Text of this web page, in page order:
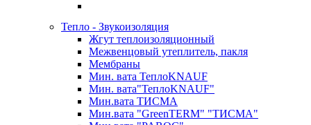
Тепло - Звукоизоляция
Жгут теплоизоляционный
Межвенцовый утеплитель, пакля
Мембраны
Мин. вата ТеплоKNAUF
Мин. вата"ТеплоKNAUF"
Мин.вата ТИСМА
Мин.вата "GreenTERM" "ТИСМА"